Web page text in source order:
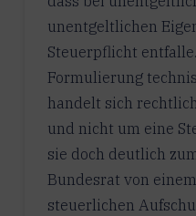
unentgeltlichen
Steuerpflicht
Formulierung
handelt sich
und nicht um eine
sie doch deutlich
Bundesrat von
steuerlichen